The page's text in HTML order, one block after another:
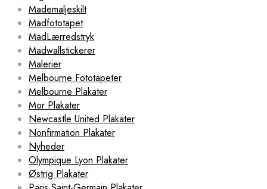
Mademaljeskilt
Madfototapet
MadLærredstryk
Madwallstickerer
Malerier
Melbourne Fototapeter
Melbourne Plakater
Mor Plakater
Newcastle United Plakater
Nonfirmation Plakater
Nyheder
Olympique Lyon Plakater
Østrig Plakater